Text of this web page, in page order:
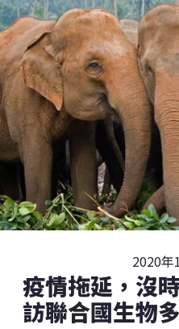
2020年
疫情拖延，沒
訪聯合國生物